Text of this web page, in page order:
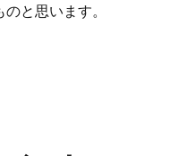
と思います。